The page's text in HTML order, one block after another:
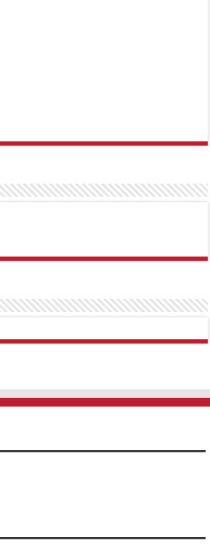
TipobetMatadorbetMariobet